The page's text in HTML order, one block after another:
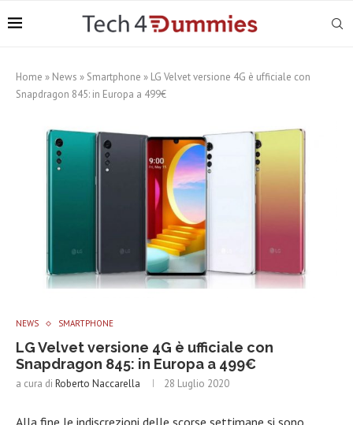
Home » News » Smartphone » LG Velvet versione 4G è ufficiale con
Snapdragon 845: in Europa a 499€
NEWS SMARTPHONE
LG Velvet versione 4G è ufficiale con
Snapdragon 845: in Europa a 499€
a cura di Roberto Naccarella 28 Luglio 2020